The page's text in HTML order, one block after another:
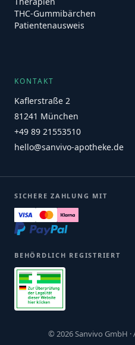
THC-Gummibärchen
Patientenausweis
KONTAKT
Kaflerstraße 2
81241 München
+49 89 21553510
hello@sanvivo-apotheke.de
SICHERE ZAHLUNG MIT
BEHÖRDLICH REGISTRIERT
© 2026 Sanvivo GmbH